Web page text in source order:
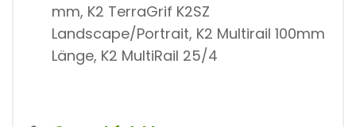
mm, K2 TerraGrif K2SZ
Landscape/Portrait, K2 Multirail 100mm
Länge, K2 MultiRail 25/4